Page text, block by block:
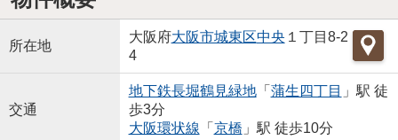
所在地
大阪府大阪市城東区中央 １丁目8-2
4
交通
地下鉄長堀鶴見緑地「 蒲生四丁目 」駅 徒
歩3分
大阪環状線 「 京橋 」駅 徒歩10分